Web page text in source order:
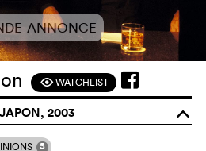
ANNONCE
FWATCHLIST
2003 o
5